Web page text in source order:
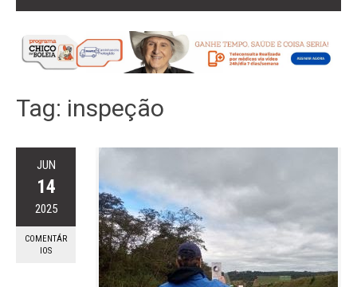
Tag: inspeção
JUN
14
2025
COMENTÁR
IOS